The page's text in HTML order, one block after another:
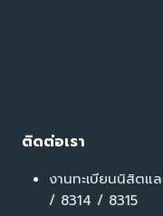
ติดต่อเรา
งานทะเบียนนิสิตแ
/ 8314 / 8315